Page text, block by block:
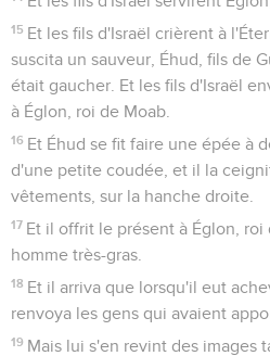
15 Et les fils d'Israël crièrent à
suscita un sauveur, Éhud, fils de
était gaucher. Et les fils d'Israël
à Églon, roi de Moab.
16 Et Éhud se fit faire une épée à
d'une petite coudée, et il la
vêtements, sur la hanche droite.
17 Et il offrit le présent à Églon,
homme très-gras.
18 Et il arriva que lorsqu'il eut
renvoya les gens qui avaient
19 Mais lui s'en revint des images